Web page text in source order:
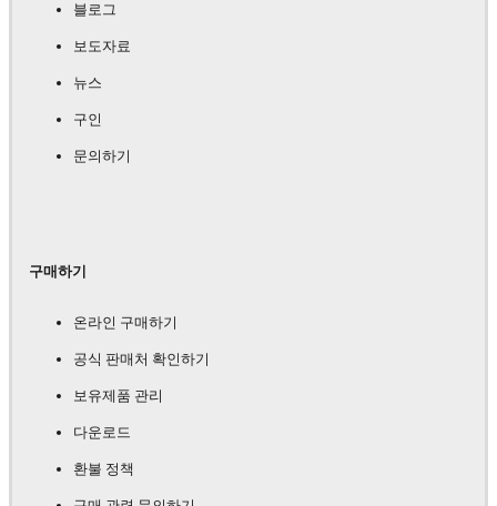
블로그
보도자료
뉴스
구인
문의하기
구매하기
온라인 구매하기
공식 판매처 확인하기
보유제품 관리
다운로드
환불 정책